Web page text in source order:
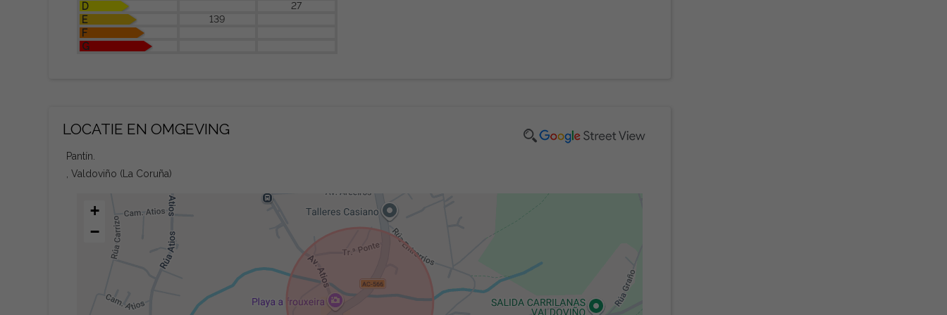
D
27
E
139
F
G
LOCATIE EN OMGEVING
Pantín.
, Valdoviño (La Coruña)
+
−